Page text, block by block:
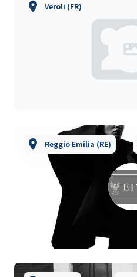
Veroli (FR)
Reggio Emilia (RE)